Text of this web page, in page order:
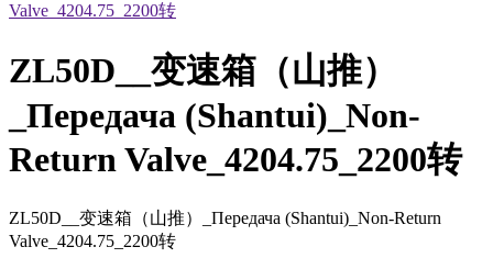
ZL50D__变速箱（山推）
_Передача (Shantui)_Non-
Return Valve_4204.75_2200转
ZL50D__变速箱（山推）_Передача (Shantui)_Non-Return
Valve_4204.75_2200转